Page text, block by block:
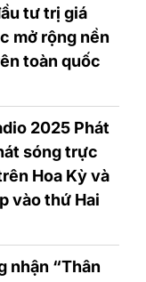
tư trị giá
mở rộng nền
toàn quốc
2025 Phát
sóng trực
Hoa Kỳ và
vào thứ Hai
nhận “Thân